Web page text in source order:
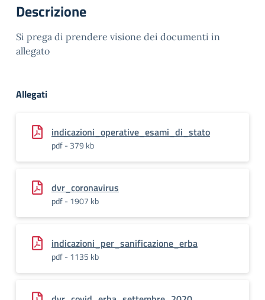
Descrizione
Si prega di prendere visione dei documenti in
allegato
Allegati
indicazioni_operative_esami_di_stato
pdf - 379 kb
dvr_coronavirus
pdf - 1907 kb
indicazioni_per_sanificazione_erba
pdf - 1135 kb